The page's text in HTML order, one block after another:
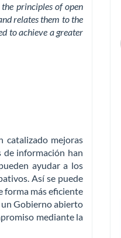
principles of open
relates them to the
to achieve a greater
catalizado mejoras
de información han
ayudar a los
Así se puede
forma más eficiente
un Gobierno abierto
mediante la